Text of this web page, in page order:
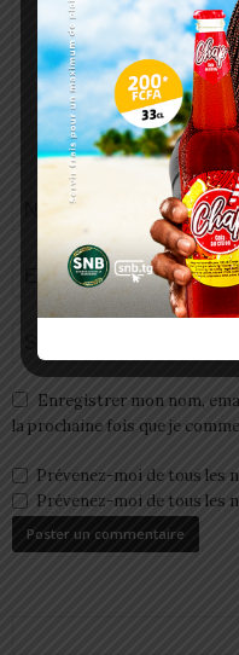
Enregistrer mon nom,
la prochaine fois que je
Prévenez-moi de tous les
Prévenez-moi de tous les